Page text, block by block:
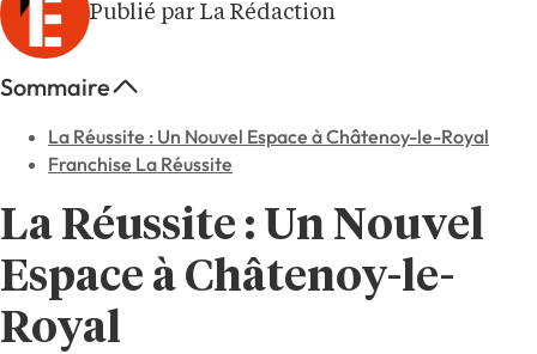
Publié par La Rédaction
Sommaire
La Réussite : Un Nouvel Espace à Châtenoy-le-Royal
Franchise La Réussite
La Réussite : Un Nouvel
Espace à Châtenoy-le-
Royal